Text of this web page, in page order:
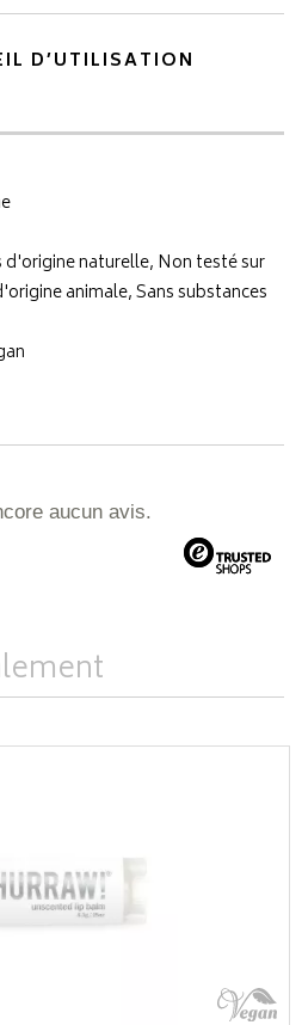
D’UTILISATION
d'origine naturelle, Non testé sur
animale, Sans substances
aucun avis.